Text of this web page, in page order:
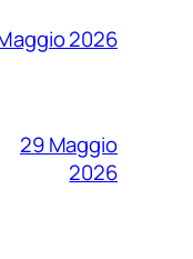
2026
29 Maggio
2026